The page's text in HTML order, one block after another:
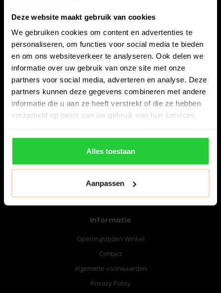
Deze website maakt gebruik van cookies
We gebruiken cookies om content en advertenties te
personaliseren, om functies voor social media te bieden
en om ons websiteverkeer te analyseren. Ook delen we
informatie over uw gebruik van onze site met onze
partners voor social media, adverteren en analyse. Deze
partners kunnen deze gegevens combineren met andere
informatie die u aan ze heeft verstrekt of die ze hebben
verzameld op basis van uw gebruik van hun services.
Alles toestaan
Aanpassen
Bespanracket.nl is dé racketspecialist van Lelystad en
omstreken.
Snijdersstraat 6
8224 AA Lelystad
Nederland
06-57276080
info@bespanracket.nl
Informatie
Openingstijden Winkel
Contact
Algemene voorwaarden
Privacy Policy